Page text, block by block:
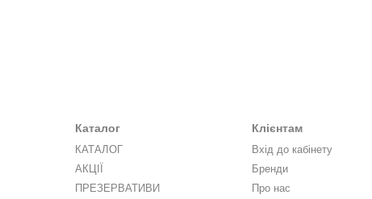
Каталог
КАТАЛОГ
АКЦІЇ
ПРЕЗЕРВАТИВИ
Клієнтам
Вхід до кабінету
Бренди
Про нас